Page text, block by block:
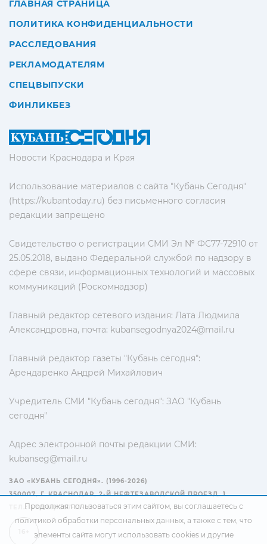
Новости Краснодара и Края
Использование материалов с сайта "Кубань Сегодня"
(https://kubantoday.ru) без письменного согласия
редакции запрещено
Свидетельство о регистрации СМИ Эл № ФС77-72910 от
25.05.2018, выдано Федеральной службой по надзору в
сфере связи, информационных технологий и массовых
коммуникаций (Роскомнадзор)
Главный редактор сетевого издания: Лата Людмила
Александровна, почта: kubansegodnya2024@mail.ru
Главный редактор газеты "Кубань сегодня":
Арендаренко Андрей Михайлович
Учредитель СМИ "Кубань сегодня": ЗАО "Кубань
сегодня"
Адрес электронной почты редакции СМИ:
kubanseg@mail.ru
ГЛАВНАЯ СТРАНИЦА
ПОЛИТИКА КОНФИДЕНЦИАЛЬНОСТИ
РАССЛЕДОВАНИЯ
РЕКЛАМОДАТЕЛЯМ
СПЕЦВЫПУСКИ
ФИНЛИКБЕЗ
ЗАО «КУБАНЬ СЕГОДНЯ». (1996-2026)
350007, Г. КРАСНОДАР, 2-Й НЕФТЕЗАВОДСКОЙ ПРОЕЗД, 1
ТЕЛ.: +7(861) 267-15-15
Продолжая пользоваться этим сайтом, вы соглашаетесь с
политикой обработки персональных данных, а также с тем, что
элементы сайта могут использовать cookies и другие